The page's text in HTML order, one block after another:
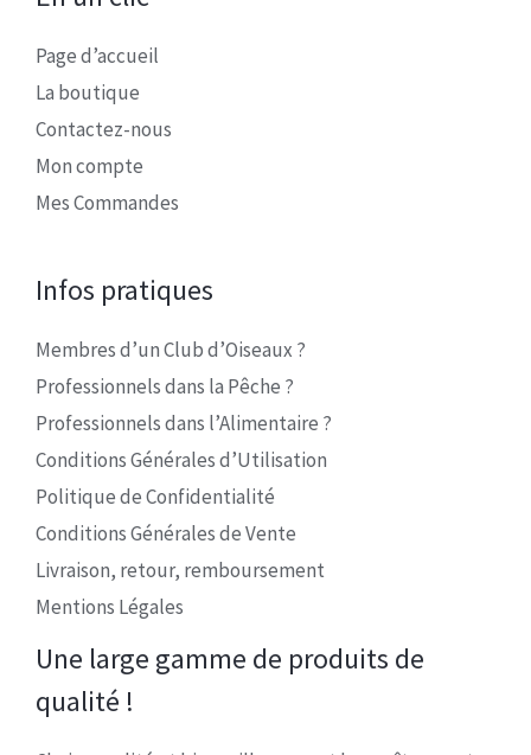
Page d’accueil
La boutique
Contactez-nous
Mon compte
Mes Commandes
Infos pratiques
Membres d’un Club d’Oiseaux ?
Professionnels dans la Pêche ?
Professionnels dans l’Alimentaire ?
Conditions Générales d’Utilisation
Politique de Confidentialité
Conditions Générales de Vente
Livraison, retour, remboursement
Mentions Légales
Une large gamme de produits de
qualité !